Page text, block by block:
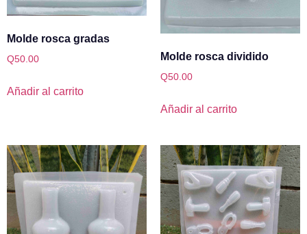
Molde rosca gradas
Q50.00
Añadir al carrito
Molde rosca dividido
Q50.00
Añadir al carrito